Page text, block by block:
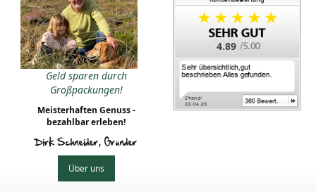
Geld sparen durch
Großpackungen!
Meisterhaften Genuss -
bezahlbar erleben!
Dirk Schneider, Gründer
Über uns
4.89